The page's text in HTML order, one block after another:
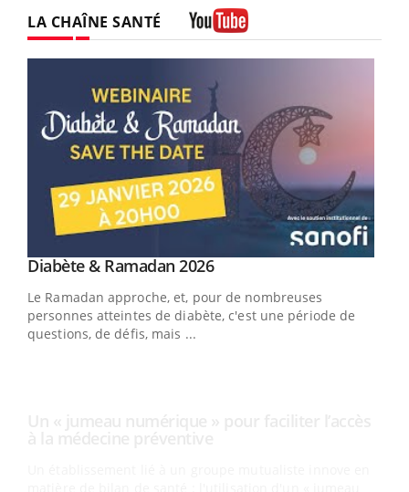
LA CHAÎNE SANTÉ
Youtube
Diabète & Ramadan 2026Youtube
Le Ramadan approche, et, pour de nombreuses
personnes atteintes de diabète, c'est une période de
questions, de défis, mais ...
Youtube
Un « jumeau numérique » pour faciliter l’accès
Un établissement lié à un groupe mutualiste innove en
matière de bilan de santé : l'utilisation d'un « jumeau